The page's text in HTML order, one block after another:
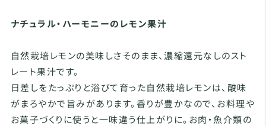
ナチュラル・ハーモニーのレモン果汁
自然栽培レモンの美味しさそのまま、濃縮還元なしのスト
レート果汁です。
日差しをたっぷりと浴びて育った自然栽培レモンは、酸味
がまろやかで旨みがあります。香りが豊かなので、お料理や
お菓子づくりに使うと一味違う仕上がりに。お肉・魚介類の